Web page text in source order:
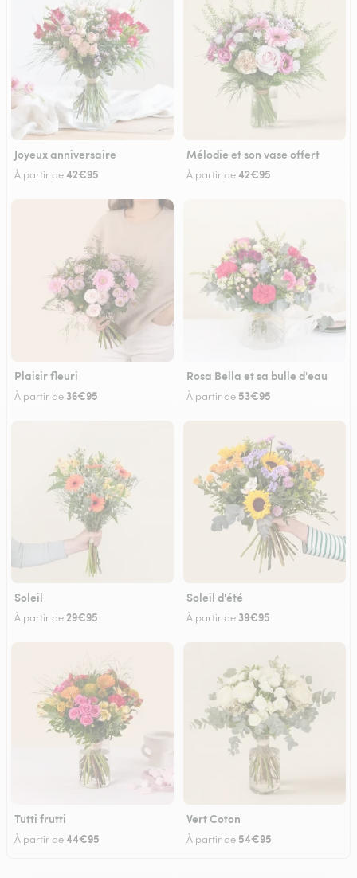
Joyeux anniversaire
À partir de42€95
Mélodie et son vase offert
À partir de42€95
Plaisir fleuri
À partir de 36€95
Rosa Bella et sa bulle d'eau
À partir de 53€95
Soleil
À partir de29€95
Soleil d'été
À partir de 39€95
Tutti frutti
À partir de44€95
Vert Coton
À partir de 54€95